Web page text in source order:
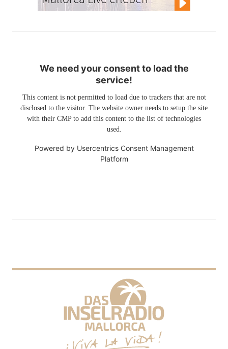
We need your consent to load the
service!
This content is not permitted to load due to trackers that are not
disclosed to the visitor. The website owner needs to setup the site
with their CMP to add this content to the list of technologies
used.
Powered by Usercentrics Consent Management
Platform